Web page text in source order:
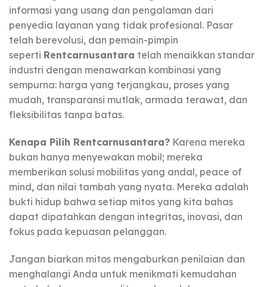
informasi yang usang dan pengalaman dari
penyedia layanan yang tidak profesional. Pasar
telah berevolusi, dan pemain-pimpin
seperti Rentcarnusantara telah menaikkan standar
industri dengan menawarkan kombinasi yang
sempurna: harga yang terjangkau, proses yang
mudah, transparansi mutlak, armada terawat, dan
fleksibilitas tanpa batas.
Kenapa Pilih Rentcarnusantara? Karena mereka
bukan hanya menyewakan mobil; mereka
memberikan solusi mobilitas yang andal, peace of
mind, dan nilai tambah yang nyata. Mereka adalah
bukti hidup bahwa setiap mitos yang kita bahas
dapat dipatahkan dengan integritas, inovasi, dan
fokus pada kepuasan pelanggan.
Jangan biarkan mitos mengaburkan penilaian dan
menghalangi Anda untuk menikmati kemudahan